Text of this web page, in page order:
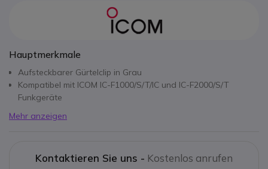
Hauptmerkmale
Aufsteckbarer Gürtelclip in Grau
Kompatibel mit ICOM IC-F1000/S/T/IC und IC-F2000/S/T
Funkgeräte
Mehr anzeigen
Kontaktieren Sie uns - Kostenlos anrufen